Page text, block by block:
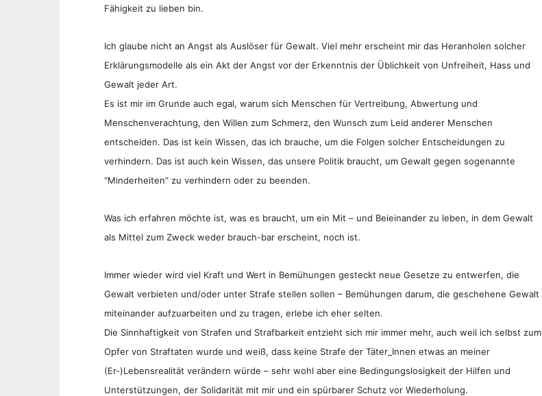
Fähigkeit zu lieben bin.
Ich glaube nicht an Angst als Auslöser für Gewalt. Viel mehr erscheint mir das Heranholen solcher
Erklärungsmodelle als ein Akt der Angst vor der Erkenntnis der Üblichkeit von Unfreiheit, Hass und
Gewalt jeder Art.
Es ist mir im Grunde auch egal, warum sich Menschen für Vertreibung, Abwertung und
Menschenverachtung, den Willen zum Schmerz, den Wunsch zum Leid anderer Menschen
entscheiden. Das ist kein Wissen, das ich brauche, um die Folgen solcher Entscheidungen zu
verhindern. Das ist auch kein Wissen, das unsere Politik braucht, um Gewalt gegen sogenannte
“Minderheiten” zu verhindern oder zu beenden.
Was ich erfahren möchte ist, was es braucht, um ein Mit – und Beieinander zu leben, in dem Gewalt
als Mittel zum Zweck weder brauch-bar erscheint, noch ist.
Immer wieder wird viel Kraft und Wert in Bemühungen gesteckt neue Gesetze zu entwerfen, die
Gewalt verbieten und/oder unter Strafe stellen sollen – Bemühungen darum, die geschehene Gewalt
miteinander aufzuarbeiten und zu tragen, erlebe ich eher selten.
Die Sinnhaftigkeit von Strafen und Strafbarkeit entzieht sich mir immer mehr, auch weil ich selbst zum
Opfer von Straftaten wurde und weiß, dass keine Strafe der Täter_Innen etwas an meiner
(Er-)Lebensrealität verändern würde – sehr wohl aber eine Bedingungslosigkeit der Hilfen und
Unterstützungen, der Solidarität mit mir und ein spürbarer Schutz vor Wiederholung.